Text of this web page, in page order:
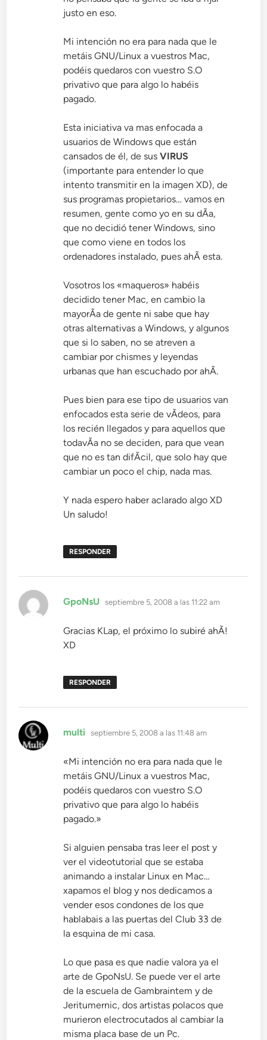
justo en eso.
Mi intención no era para nada que le
metáis GNU/Linux a vuestros Mac,
podéis quedaros con vuestro S.O
privativo que para algo lo habéis
pagado.
Esta iniciativa va mas enfocada a
usuarios de Windows que están
cansados de él, de susVIRUS
(importante para entender lo que
intento transmitir en la imagen XD), de
sus programas propietarios… vamos en
resumen, gente como yo en su dÃ­a,
que no decidió tener Windows, sino
que como viene en todos los
ordenadores instalado, pues ahÃ­ esta.
Vosotros los «maqueros» habéis
decidido tener Mac, en cambio la
mayorÃ­a de gente ni sabe que hay
otras alternativas a Windows, y algunos
que si lo saben, no se atreven a
cambiar por chismes y leyendas
urbanas que han escuchado por ahÃ­.
Pues bien para ese tipo de usuarios van
enfocados esta serie de vÃ­deos, para
los recién llegados y para aquellos que
todavÃ­a no se deciden, para que vean
que no es tan difÃ­cil, que solo hay que
cambiar un poco el chip, nada mas.
Y nada espero haber aclarado algo XD
Un saludo!
RESPONDER
GpoNsU dice:
septiembre 5, 2008 a las 11:22 am
Gracias KLap, el próximo lo subiré ahÃ­!
XD
RESPONDER
multi dice:
septiembre 5, 2008 a las 11:48 am
«Mi intención no era para nada que le
metáis GNU/Linux a vuestros Mac,
podéis quedaros con vuestro S.O
privativo que para algo lo habéis
pagado.»
Si alguien pensaba tras leer el post y
ver el videotutorial que se estaba
animando a instalar Linux en Mac…
xapamos el blog y nos dedicamos a
vender esos condones de los que
hablabais a las puertas del Club 33 de
la esquina de mi casa.
Lo que pasa es que nadie valora ya el
arte de GpoNsU. Se puede ver el arte
de la escuela de Gambraintem y de
Jeritumernic, dos artistas polacos que
murieron electrocutados al cambiar la
misma placa base de un Pc.